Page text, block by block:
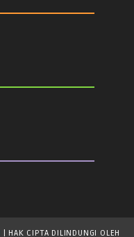
| HAK CIPTA DILINDUNGI OLEH